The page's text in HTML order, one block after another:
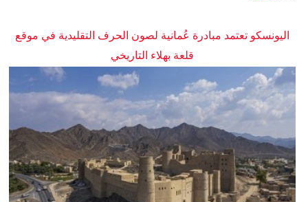
اليونسكو تعتمد مبادرة عُمانية لصون الحرف التقليدية في موقع
قلعة بهلاء التاريخي